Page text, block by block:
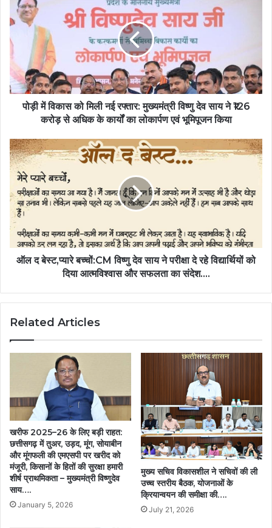
विकास
को
मिली
नई
रफ्तार:
मुख्यमंत्री
विष्णु
₹126
करोड़
से
अधिक
के
कार्यों
का
लोकार्पण
भूमिपूजन
पोड़ी में विकास को मिली नई रफ्तार: मुख्यमंत्री विष्णु देव साय ने ₹126
करोड़ से अधिक के कार्यों का लोकार्पण एवं भूमिपूजन किया
ऑल
द
बेस्ट,प्यारे
बच्चों:CM
विष्णु
देव
साय
परीक्षा
आत्मविश्वास
ऑल द बेस्ट,प्यारे बच्चों:CM विष्णु देव साय ने परीक्षा दे रहे विद्यार्थियों को
दिया आत्मविश्वास और सफलता का संदेश….
Related Articles
खरीफ 2025–26 के लिए बड़ी राहत:
छत्तीसगढ़ में तुअर, उड़द, मूंग, सोयाबीन
और मूंगफली की एमएसपी पर खरीद को
मंजूरी, किसानों के हितों की सुरक्षा हमारी
शीर्ष प्राथमिकता – मुख्यमंत्री विष्णुदेव
साय….
January 5, 2026
मुख्य सचिव विकासशील ने सचिवों की ली
उच्च स्तरीय बैठक, योजनाओं के
क्रियान्वयन की समीक्षा की….
July 21, 2026